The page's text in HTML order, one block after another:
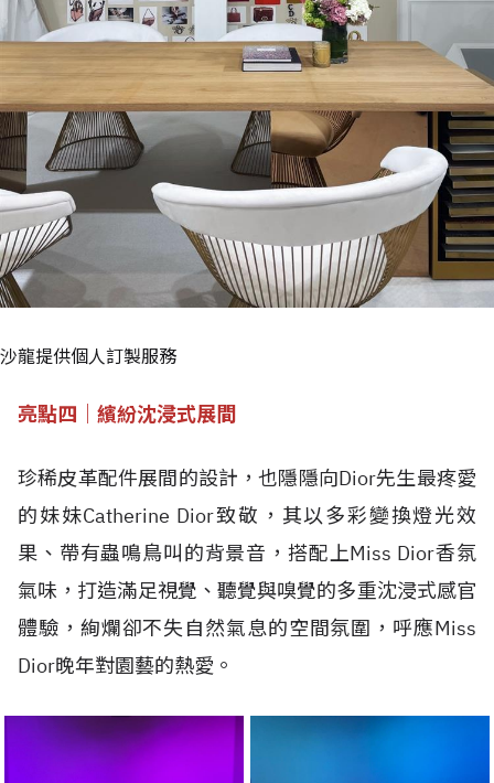
沙龍提供個人訂製服務
亮點四｜繽紛沈浸式展間
珍稀皮革配件展間的設計，也隱隱向Dior先生最疼愛
的妹妹Catherine Dior致敬，其以多彩變換燈光效
果、帶有蟲鳴鳥叫的背景音，搭配上Miss Dior香氛
氣味，打造滿足視覺、聽覺與嗅覺的多重沈浸式感官
體驗，絢爛卻不失自然氣息的空間氛圍，呼應Miss
Dior晚年對園藝的熱愛。